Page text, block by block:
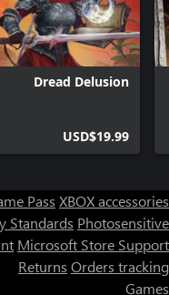
Dread Delusion
USD$19.99
Pass XBOX accessories
Standards Photosensitive
Microsoft Store Support
Returns Orders tracking
Games